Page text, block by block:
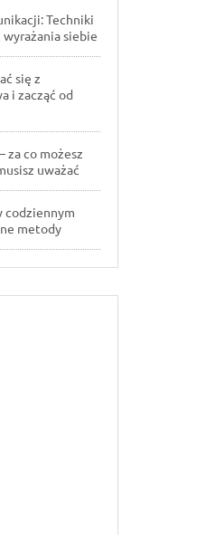
Techniki
wyrażania siebie
się z
i zacząć od
za co możesz
uważać
codziennym
metody